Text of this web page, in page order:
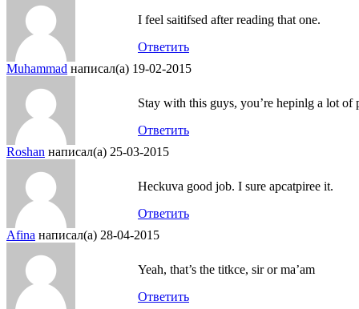
I feel saitifsed after reading that one.
Ответить
Muhammad написал(а) 19-02-2015
Stay with this guys, you’re hepinlg a lot of
Ответить
Roshan написал(а) 25-03-2015
Heckuva good job. I sure apcatpiree it.
Ответить
Afina написал(а) 28-04-2015
Yeah, that’s the titkce, sir or ma’am
Ответить